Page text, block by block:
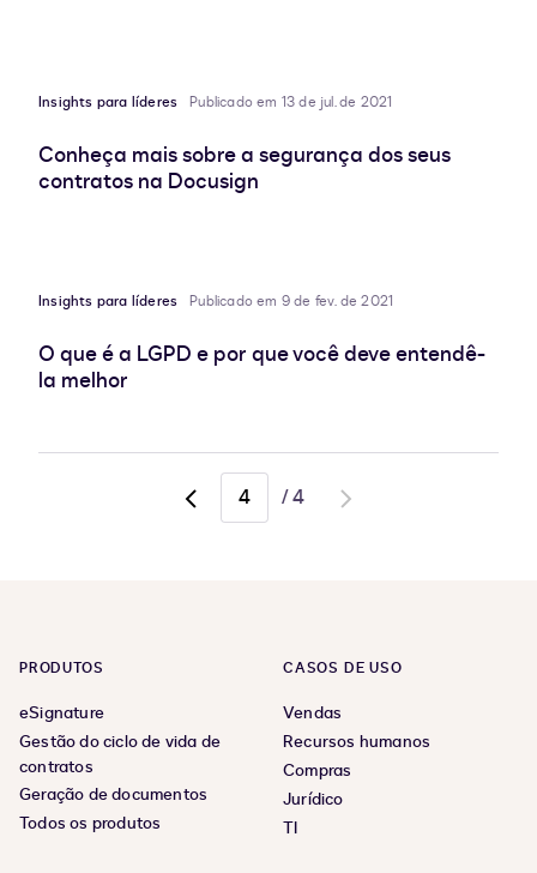
Insights para líderes Publicado em 13 de jul. de 2021
Conheça mais sobre a segurança dos seus
contratos na Docusign
Insights para líderes Publicado em 9 de fev. de 2021
O que é a LGPD e por que você deve entendê-
la melhor
Go
/4
Go
PRODUTOS
eSignature
Gestão do ciclo de vida de
contratos
Geração de documentos
Todos os produtos
CASOS DE USO
Vendas
Recursos humanos
Compras
Jurídico
TI